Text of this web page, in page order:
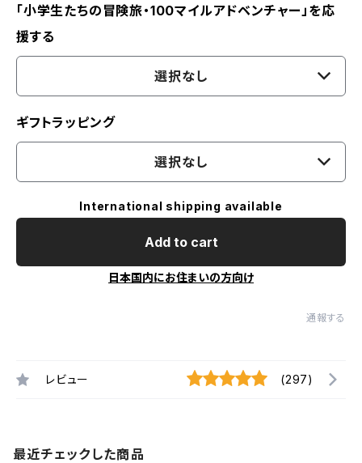
「小学生たちの冒険旅・100マイルアドベンチャー」を応
援する
選択なし
ギフトラッピング
選択なし
International shipping available
Add to cart
日本国内にお住まいの方向け
通報する
レビュー (297)
最近チェックした商品